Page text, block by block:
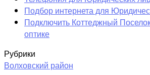
Подбор интернета для
Подключить Коттеджный
оптике
Рубрики
Волховский район